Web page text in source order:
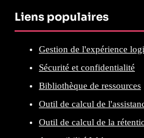
Liens populaires
Gestion de l'expérience
Sécurité et confidentialité
Bibliothèque de ressources
Outil de calcul de
Outil de calcul de la